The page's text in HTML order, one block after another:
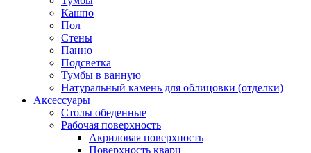
Кашпо
Пол
Стены
Панно
Подсветка
Тумбы в ванную
Натуральный камень для облицовки (отделки)
Аксессуары
Столы обеденные
Рабочая поверхность
Акриловая поверхность
Поверхность кварц